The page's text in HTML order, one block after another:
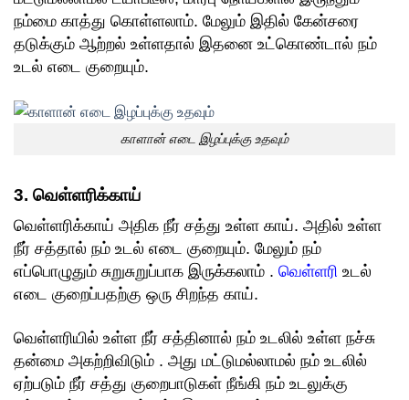
நம்மை காத்து கொள்ளலாம். மேலும் இதில் கேன்சரை
தடுக்கும் ஆற்றல் உள்ளதால் இதனை உட்கொண்டால் நம்
உடல் எடை குறையும்.
காளான் எடை இழப்புக்கு உதவும்
3. வெள்ளரிக்காய்
வெள்ளரிக்காய் அதிக நீர் சத்து உள்ள காய். அதில் உள்ள
நீர் சத்தால் நம் உடல் எடை குறையும். மேலும் நம்
எப்பொழுதும் சுறுசுறுப்பாக இருக்கலாம் . வெள்ளரி உடல்
எடை குறைப்பதற்கு ஒரு சிறந்த காய்.
வெள்ளரியில் உள்ள நீர் சத்தினால் நம் உடலில் உள்ள நச்சு
தன்மை அகற்றிவிடும் . அது மட்டுமல்லாமல் நம் உடலில்
ஏற்படும் நீர் சத்து குறைபாடுகள் நீங்கி நம் உடலுக்கு